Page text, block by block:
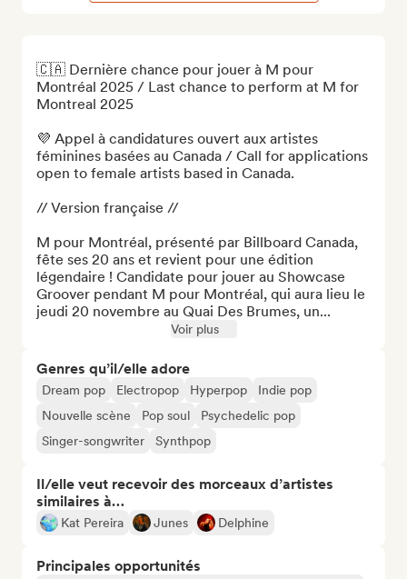
🇨🇦 Dernière chance pour jouer à M pour
Montréal 2025 / Last chance to perform at M for
Montreal 2025
💜 Appel à candidatures ouvert aux artistes
féminines basées au Canada / Call for applications
open to female artists based in Canada.
// Version française //
M pour Montréal, présenté par Billboard Canada,
fête ses 20 ans et revient pour une édition
légendaire ! Candidate pour jouer au Showcase
Groover pendant M pour Montréal, qui aura lieu le
jeudi 20 novembre au Quai Des Brumes, un...
Voir plus
Genres qu’il/elle adore
Dream pop Electropop Hyperpop
Indie pop
Nouvelle scène
Pop soul
Psychedelic pop
Singer-songwriter
Synthpop
Il/elle veut recevoir des morceaux d’artistes
similaires à…
Kat Pereira Junes Delphine
Principales opportunités